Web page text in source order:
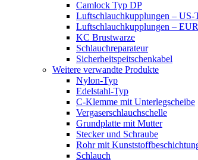
Camlock Typ DP
Luftschlauchkupplungen – US-
Luftschlauchkupplungen –
KC Brustwarze
Schlauchreparateur
Sicherheitspeitschenkabel
Weitere verwandte Produkte
Nylon-Typ
Edelstahl-Typ
C-Klemme mit Unterlegscheibe
Vergaserschlauchschelle
Grundplatte mit Mutter
Stecker und Schraube
Rohr mit
Schlauch